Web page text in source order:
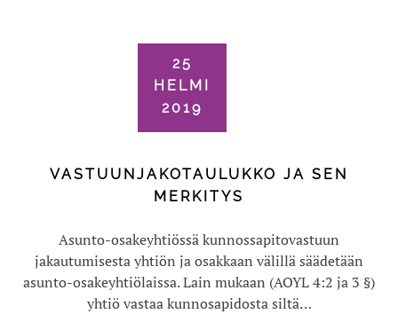
25
HELMI
2019
VASTUUNJAKOTAULUKKO JA SEN
MERKITYS
Asunto-osakeyhtiössä kunnossapitovastuun
jakautumisesta yhtiön ja osakkaan välillä säädetään
asunto-osakeyhtiölaissa. Lain mukaan (AOYL 4:2 ja 3 §)
yhtiö vastaa kunnosapidosta siltä…